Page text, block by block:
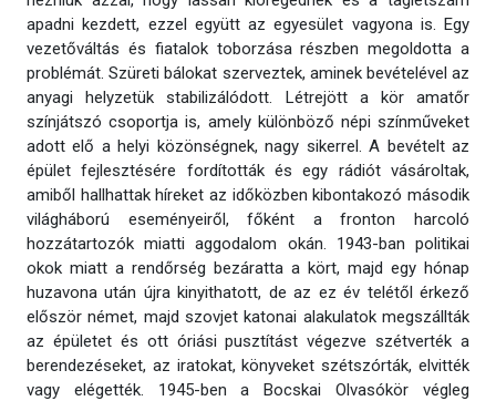
apadni kezdett, ezzel együtt az egyesület vagyona is. Egy
vezetőváltás és fiatalok toborzása részben megoldotta a
problémát. Szüreti bálokat szerveztek, aminek bevételével az
anyagi helyzetük stabilizálódott. Létrejött a kör amatőr
színjátszó csoportja is, amely különböző népi színműveket
adott elő a helyi közönségnek, nagy sikerrel. A bevételt az
épület fejlesztésére fordították és egy rádiót vásároltak,
amiből hallhattak híreket az időközben kibontakozó második
világháború eseményeiről, főként a fronton harcoló
hozzátartozók miatti aggodalom okán. 1943-ban politikai
okok miatt a rendőrség bezáratta a kört, majd egy hónap
huzavona után újra kinyithatott, de az ez év telétől érkező
először német, majd szovjet katonai alakulatok megszállták
az épületet és ott óriási pusztítást végezve szétverték a
berendezéseket, az iratokat, könyveket szétszórták, elvitték
vagy elégették. 1945-ben a Bocskai Olvasókör végleg